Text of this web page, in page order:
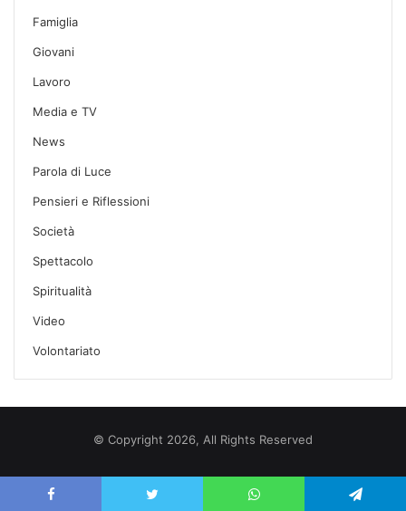
Famiglia
Giovani
Lavoro
Media e TV
News
Parola di Luce
Pensieri e Riflessioni
Società
Spettacolo
Spiritualità
Video
Volontariato
© Copyright 2026, All Rights Reserved